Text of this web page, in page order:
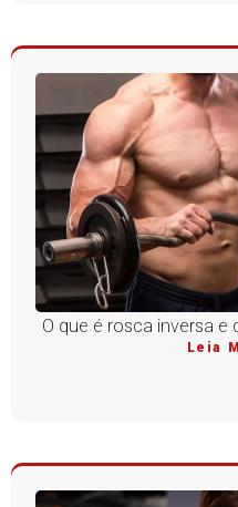
O que é rosca inversa
Leia